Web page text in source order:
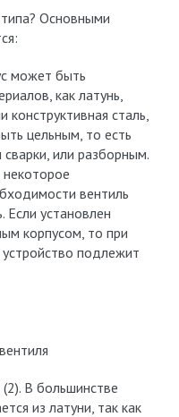
Основными
может быть
как латунь,
сталь,
цельным, то есть
или разборным.
вентиль
установлен
корпусом, то при
подлежит
В большинстве
из латуни, так как